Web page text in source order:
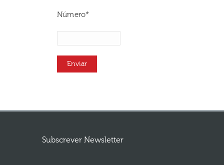
Número*
Subscrever Newsletter